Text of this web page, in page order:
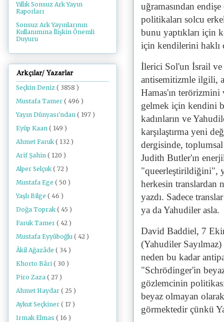
uğramasından
politikaları solcu
bunu yaptıkları için
için kendilerini haklı
İlerici Sol'un İsrail
antisemitizmle ilgili,
Hamas'ın
gelmek için kendini
kadınların ve
karşılaştırma yeni
dergisinde,
Judith Butler'ın
"queerleştirildiğini",
herkesin translardan
yazdı. Sadece
ya da Yahudiler asla.
David Baddiel, 7
(Yahudiler
neden bu kadar
"Schrödinger'in
gözlemcinin
beyaz olmayan
görmektedir çünkü
Yıllık Sonsuz Ark Yayın
Raporları
Sonsuz Ark Yayınlarının
Kullanımına İlişkin Önemli
Duyuru
Arkçılar/ Yazarlar
Seçkin Deniz ( 3858 )
Mustafa Tamer ( 496 )
Yayın Dünyası'ndan ( 197 )
Eyüp Kaan ( 149 )
Ahmet Faruk ( 132 )
Arif Şahin ( 120 )
Alper Selçuk ( 72 )
Mustafa Ege ( 50 )
Yaşlı Bilge ( 46 )
Doğa Toprak ( 45 )
Faruk Tamer ( 42 )
Mustafa Eyyüboğlu ( 42 )
Âkil Ağazâde ( 34 )
Khorto Bâri ( 30 )
Piro Zaza ( 27 )
Ahmet Haydar ( 25 )
Aykut Seçkiner ( 17 )
Irmak Elmas ( 16 )